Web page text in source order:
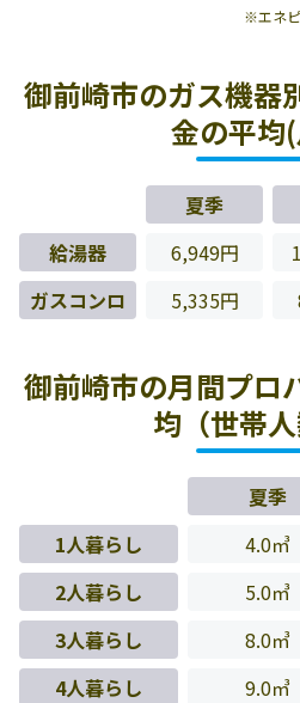
※エネ
御前崎市のガス機器
金の平均
夏季
給湯器
6,949円
ガスコンロ
5,335円
御前崎市の月間プロ
均（世帯人
夏季
1人暮らし
4.0㎥
2人暮らし
5.0㎥
3人暮らし
8.0㎥
4人暮らし
9.0㎥